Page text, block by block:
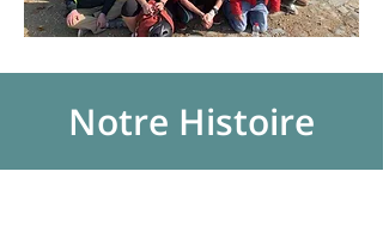
Notre Histoire